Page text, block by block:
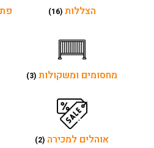
הצללות(16)
מחסומים ומשקולות (3)
אוהלים למכירה (2)